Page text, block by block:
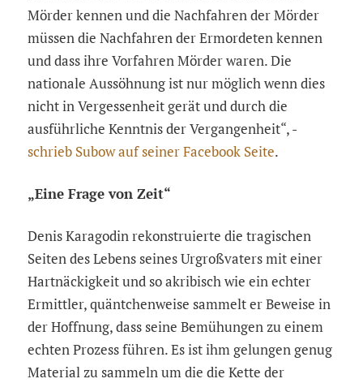
Mörder kennen und die Nachfahren der Mörder
müssen die Nachfahren der Ermordeten kennen
und dass ihre Vorfahren Mörder waren. Die
nationale Aussöhnung ist nur möglich wenn dies
nicht in Vergessenheit gerät und durch die
ausführliche Kenntnis der Vergangenheit“, -
schrieb Subow auf seiner Facebook Seite.
„Eine Frage von Zeit“
Denis Karagodin rekonstruierte die tragischen
Seiten des Lebens seines Urgroßvaters mit einer
Hartnäckigkeit und so akribisch wie ein echter
Ermittler, quäntchenweise sammelt er Beweise in
der Hoffnung, dass seine Bemühungen zu einem
echten Prozess führen. Es ist ihm gelungen genug
Material zu sammeln um die die Kette der